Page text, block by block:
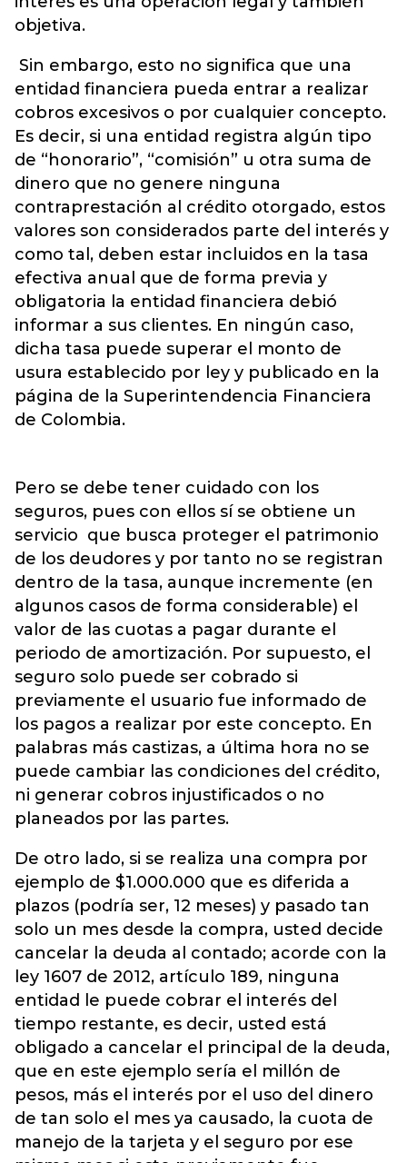
objetiva.
Sin embargo, esto no significa que una
entidad financiera pueda entrar a realizar
cobros excesivos o por cualquier concepto.
Es decir, si una entidad registra algún tipo
de “honorario”, “comisión” u otra suma de
dinero que no genere ninguna
contraprestación al crédito otorgado, estos
valores son considerados parte del interés y
como tal, deben estar incluidos en la tasa
efectiva anual que de forma previa y
obligatoria la entidad financiera debió
informar a sus clientes. En ningún caso,
dicha tasa puede superar el monto de
usura establecido por ley y publicado en la
página de la Superintendencia Financiera
de Colombia.
Pero se debe tener cuidado con los
seguros, pues con ellos sí se obtiene un
servicio que busca proteger el patrimonio
de los deudores y por tanto no se registran
dentro de la tasa, aunque incremente (en
algunos casos de forma considerable) el
valor de las cuotas a pagar durante el
periodo de amortización. Por supuesto, el
seguro solo puede ser cobrado si
previamente el usuario fue informado de
los pagos a realizar por este concepto. En
palabras más castizas, a última hora no se
puede cambiar las condiciones del crédito,
ni generar cobros injustificados o no
planeados por las partes.
De otro lado, si se realiza una compra por
ejemplo de $1.000.000 que es diferida a
plazos (podría ser, 12 meses) y pasado tan
solo un mes desde la compra, usted decide
cancelar la deuda al contado; acorde con la
ley 1607 de 2012, artículo 189, ninguna
entidad le puede cobrar el interés del
tiempo restante, es decir, usted está
obligado a cancelar el principal de la deuda,
que en este ejemplo sería el millón de
pesos, más el interés por el uso del dinero
de tan solo el mes ya causado, la cuota de
manejo de la tarjeta y el seguro por ese